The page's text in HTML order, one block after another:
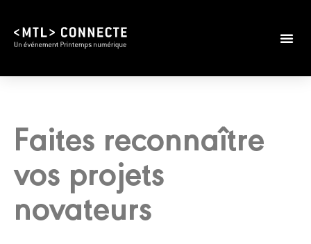
Faites reconnaître
vos projets
novateurs